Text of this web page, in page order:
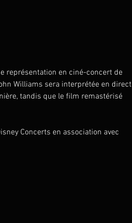
représentation en ciné-concert de
Williams sera interprétée en direct
tandis que le film remastérisé
Concerts en association avec